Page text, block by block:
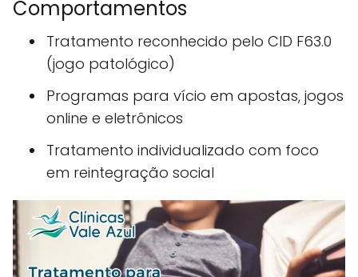
Comportamentos
Tratamento reconhecido pelo CID F63.0
(jogo patológico)
Programas para vício em apostas, jogos
online e eletrônicos
Tratamento individualizado com foco
em reintegração social